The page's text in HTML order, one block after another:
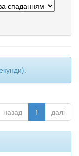
назад 1 далі